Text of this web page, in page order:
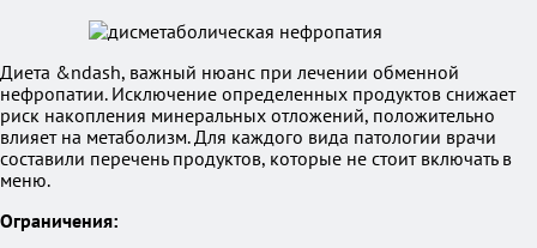
Диета &ndash, важный нюанс при лечении обменной
нефропатии. Исключение определенных продуктов снижает
риск накопления минеральных отложений, положительно
влияет на метаболизм. Для каждого вида патологии врачи
составили перечень продуктов, которые не стоит включать в
меню.
Ограничения: